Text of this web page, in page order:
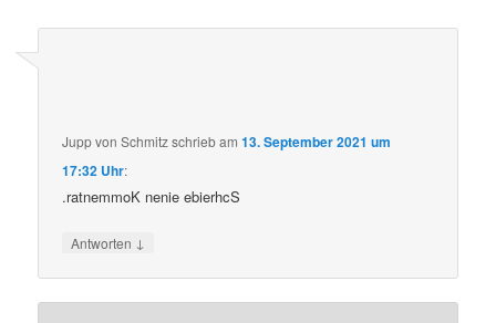
Jupp von Schmitzschriebam13. September 2021 um
17:32 Uhr:
.ratnemmoK nenie ebierhcS
Antworten ↓